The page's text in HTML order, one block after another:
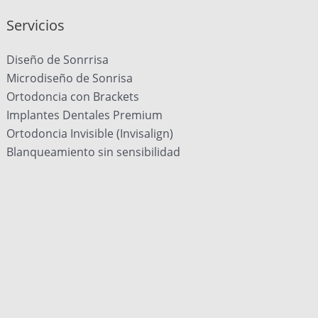
Servicios
Diseño de Sonrrisa
Microdiseño de Sonrisa
Ortodoncia con Brackets
Implantes Dentales Premium
Ortodoncia Invisible (Invisalign)
Blanqueamiento sin sensibilidad